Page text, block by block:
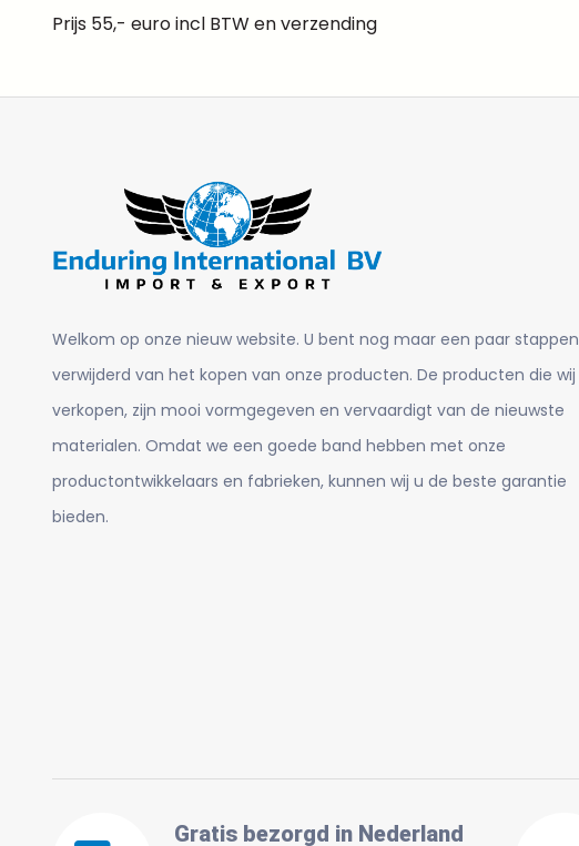
Prijs 55,- euro incl BTW en verzending
Welkom op onze nieuw website. U bent nog maar een paar stappen
verwijderd van het kopen van onze producten. De producten die wij
verkopen, zijn mooi vormgegeven en vervaardigt van de nieuwste
materialen. Omdat we een goede band hebben met onze
productontwikkelaars en fabrieken, kunnen wij u de beste garantie
bieden.
Gratis bezorgd in Nederland